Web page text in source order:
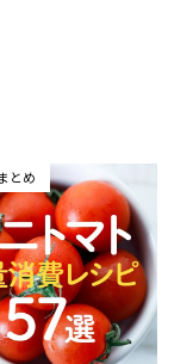
とめ